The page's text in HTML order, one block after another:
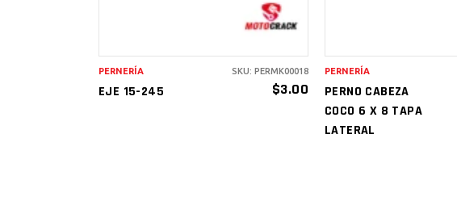
EJE 15-245 $3.00
PERNERÍA SKU: PERMK00018
PERNO CABEZA
COCO 6 X 8 TAPA
LATERAL
PERNERÍA